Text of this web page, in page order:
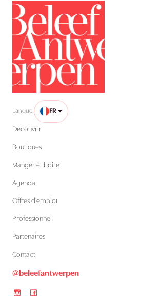
Langue: FR
Decouvrir
Boutiques
Manger et boire
Agenda
Offres d'emploi
Professionnel
Partenaires
Contact
@beleefantwerpen